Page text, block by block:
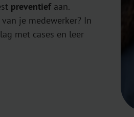
preventief aan.
je medewerker? In
met cases en leer